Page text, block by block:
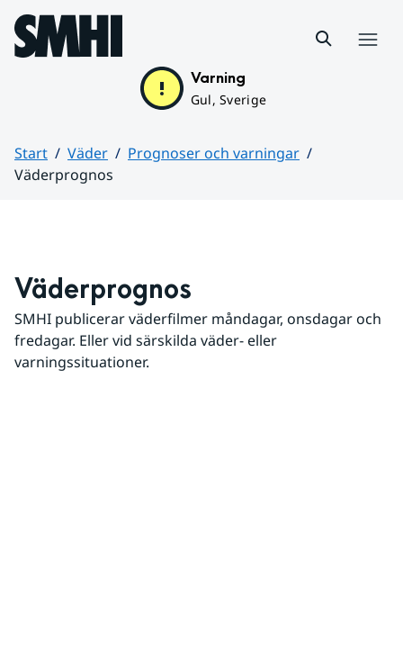
Hoppa till sidans innehåll
Varning
Gul, Sverige
Start Väder
Prognoser och varningar
Väderprognos
Väderprognos
SMHI publicerar väderfilmer måndagar, onsdagar och
fredagar. Eller vid särskilda väder- eller
varningssituationer.